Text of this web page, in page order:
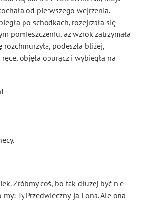
od pierwszego wejrzenia. —
po schodkach, rozejrzała się
pomieszczeniu, aż wzrok zatrzymała
rozchmurzyła, podeszła bliżej,
objęła oburącz i wybiegła na
Zróbmy coś, bo tak dłużej być nie
my: Ty Przedwieczny, ja i ona. Ale ona